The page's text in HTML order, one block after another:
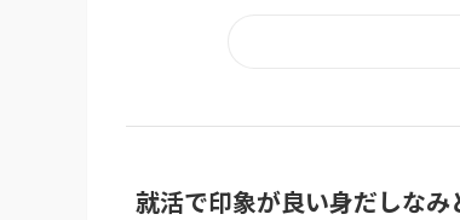
就活で印象が良い身だしなみ